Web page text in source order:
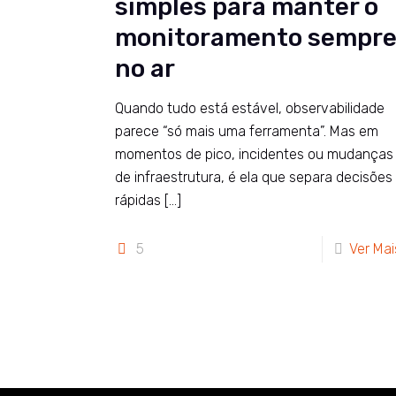
simples para manter o
monitoramento
no ar
Quando tudo está estável, observabilidade
parece “só mais uma ferramenta”. Mas em
momentos de pico, incidentes ou mudanças
de infraestrutura, é ela que separa decisões
rápidas […]
5 Ver